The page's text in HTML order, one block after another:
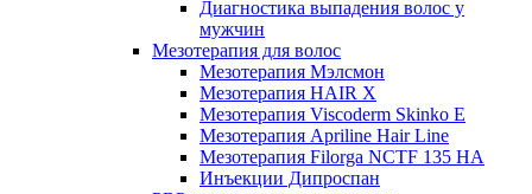
Диагностика выпадения волос у
мужчин
Мезотерапия для волос
Мезотерапия Мэлсмон
Мезотерапия HAIR X
Мезотерапия Viscoderm Skinko E
Мезотерапия Apriline Hair Line
Мезотерапия Filorga NCTF 135 HA
Инъекции Дипроспан